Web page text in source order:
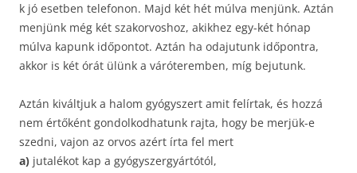
k jó esetben telefonon. Majd két hét múlva menjünk. Aztán
menjünk még két szakorvoshoz, akikhez egy-két hónap
múlva kapunk időpontot. Aztán ha odajutunk időpontra,
akkor is két órát ülünk a váróteremben, míg bejutunk.
Aztán kiváltjuk a halom gyógyszert amit felírtak, és hozzá
nem értőként gondolkodhatunk rajta, hogy be merjük-e
szedni, vajon az orvos azért írta fel mert
a) jutalékot kap a gyógyszergyártótól,